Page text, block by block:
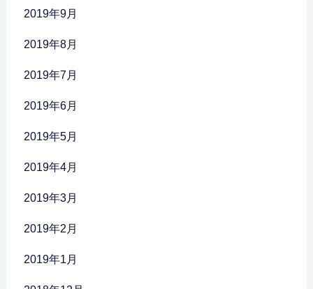
2019年9月
2019年8月
2019年7月
2019年6月
2019年5月
2019年4月
2019年3月
2019年2月
2019年1月